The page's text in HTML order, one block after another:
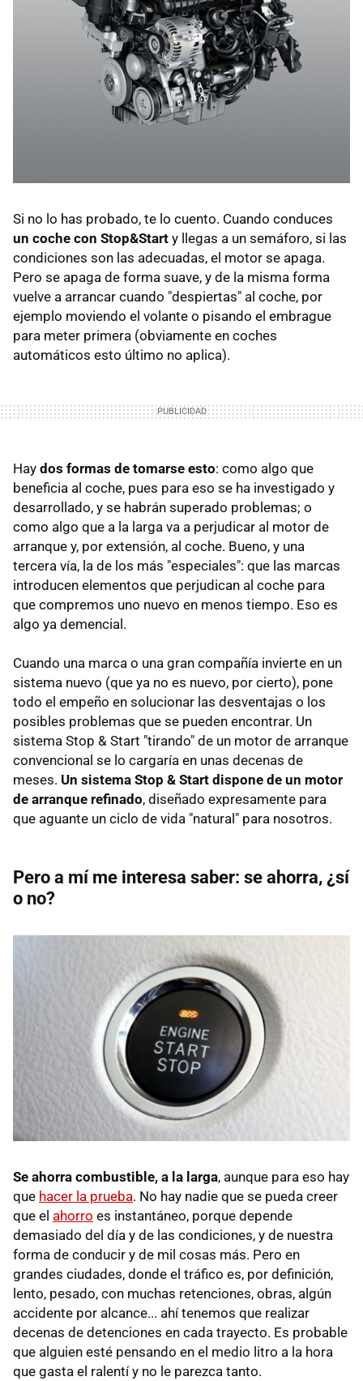
Si no lo has probado, te lo cuento. Cuando conduces
un coche con Stop&Start y llegas a un semáforo, si las
condiciones son las adecuadas, el motor se apaga.
Pero se apaga de forma suave, y de la misma forma
vuelve a arrancar cuando "despiertas" al coche, por
ejemplo moviendo el volante o pisando el embrague
para meter primera (obviamente en coches
automáticos esto último no aplica).
Hay dos formas de tomarse esto: como algo que
beneficia al coche, pues para eso se ha investigado y
desarrollado, y se habrán superado problemas; o
como algo que a la larga va a perjudicar al motor de
arranque y, por extensión, al coche. Bueno, y una
tercera vía, la de los más "especiales": que las marcas
introducen elementos que perjudican al coche para
que compremos uno nuevo en menos tiempo. Eso es
algo ya demencial.
Cuando una marca o una gran compañía invierte en un
sistema nuevo (que ya no es nuevo, por cierto), pone
todo el empeño en solucionar las desventajas o los
posibles problemas que se pueden encontrar. Un
sistema Stop & Start "tirando" de un motor de arranque
convencional se lo cargaría en unas decenas de
meses. Un sistema Stop & Start dispone de un motor
de arranque refinado, diseñado expresamente para
que aguante un ciclo de vida "natural" para nosotros.
Pero a mí me interesa saber: se ahorra, ¿sí
o no?
Se ahorra combustible, a la larga, aunque para eso hay
que hacer la prueba. No hay nadie que se pueda creer
que el ahorro es instantáneo, porque depende
demasiado del día y de las condiciones, y de nuestra
forma de conducir y de mil cosas más. Pero en
grandes ciudades, donde el tráfico es, por definición,
lento, pesado, con muchas retenciones, obras, algún
accidente por alcance... ahí tenemos que realizar
decenas de detenciones en cada trayecto. Es probable
que alguien esté pensando en el medio litro a la hora
que gasta el ralentí y no le parezca tanto.